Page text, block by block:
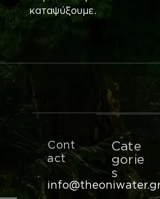
καταψύξουμε.
Cont
act
Cate
gorie
s